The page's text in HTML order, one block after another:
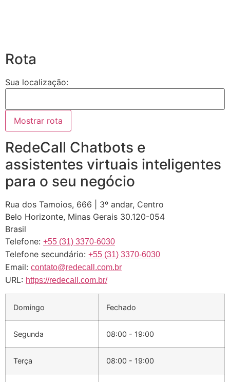
Rota
Sua localização:
RedeCall Chatbots e
assistentes virtuais inteligentes
para o seu negócio
Rua dos Tamoios, 666 | 3º andar, Centro
Belo Horizonte, Minas Gerais 30.120-054
Brasil
Telefone: +55 (31) 3370-6030
Telefone secundário: +55 (31) 3370-6030
Email: contato@redecall.com.br
URL: https://redecall.com.br/
Domingo Fechado
Segunda 08:00 - 19:00
Terça 08:00 - 19:00